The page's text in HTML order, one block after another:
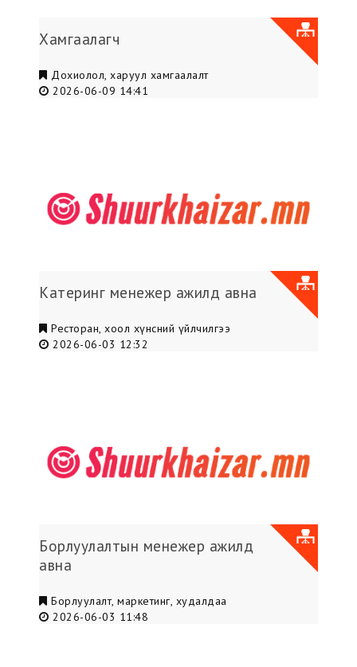
Хамгаалагч
Дохиолол, харуул хамгаалалт
2026-06-09 14:41
Катеринг менежер ажилд авна
Ресторан, хоол хүнсний үйлчилгээ
2026-06-03 12:32
Борлуулалтын менежер ажилд
авна
Борлуулалт, маркетинг, худалдаа
2026-06-03 11:48